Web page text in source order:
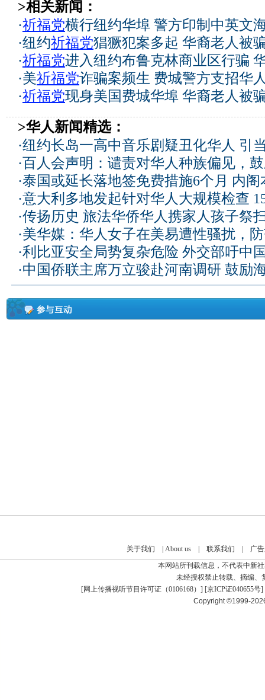
>相关新闻：
·祈福党横行纽约华埠 警方印制中英文
·纽约祈福党猖獗犯案多起 华裔老人被
·祈福党进入纽约布鲁克林商业区行骗
·美祈福党诈骗案频生 费城警方支招华
·祈福党现身美国费城华埠 华裔老人被
>华人新闻精选：
·纽约长岛一高中音乐剧疑丑化华人 引
·百人会声明：谴责对华人种族偏见，
·泰国或延长落地签免费措施6个月 内阁
·意大利多地发起针对华人大规模检查
·传扬历史 旅法华侨华人携家人孩子祭
·美华媒：华人女子在美易遭性骚扰，
·利比亚安全局势复杂危险 外交部吁中
·中国侨联主席万立骏赴河南调研 鼓励
关于我们 About us| 联系我们
广
本网站所刊载信息，不代表中新
未经授权禁止转载、摘编、
[网上传播视听节目许可证（0106168） ] [京ICP证040655号]
Copyright ©1999-